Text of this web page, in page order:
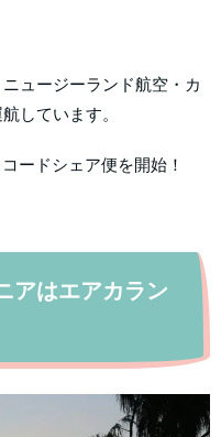
ュージーランド航空・カ
しています。
ードシェア便を開始！
アはエアカラン